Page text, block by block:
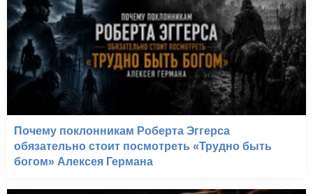
Почему поклонникам Роберта Эггерса
обязательно стоит посмотреть «Трудно быть
богом» Алексея Германа